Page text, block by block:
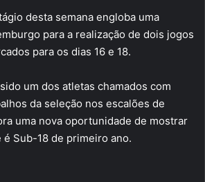
desta semana engloba uma
para a realização de dois jogos
para os dias 16 e 18.
um dos atletas chamados com
da seleção nos escalões de
uma nova oportunidade de mostrar
Sub-18 de primeiro ano.